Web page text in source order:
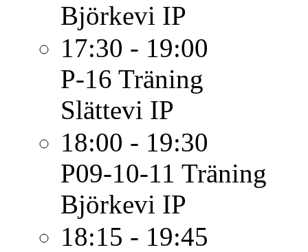
Björkevi IP
17:30 - 19:00
P-16 Träning
Slättevi IP
18:00 - 19:30
P09-10-11 Träning
Björkevi IP
18:15 - 19:45